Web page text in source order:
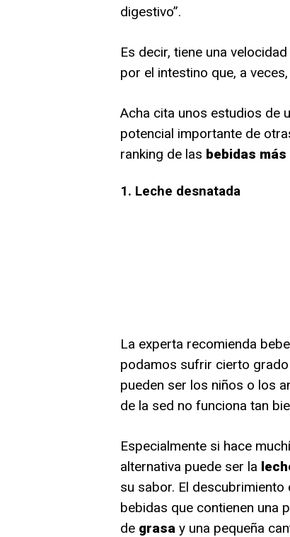
digestivo”.
Es decir, tiene una
por el intestino que, a
Acha cita unos estudios de
potencial importante de
ranking de las bebidas
1. Leche desnatada
La experta recomienda
podamos sufrir cierto
pueden ser los niños o los
de la sed no funciona tan
Especialmente si hace
alternativa puede ser la
su sabor. El descubrimiento
bebidas que contienen una
de grasay una pequeña